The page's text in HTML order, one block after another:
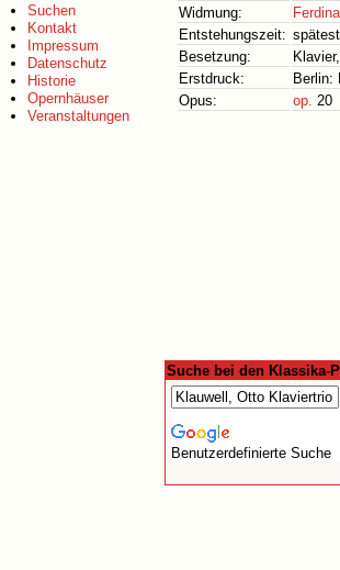
Suchen
Kontakt
Impressum
Datenschutz
Historie
Opernhäuser
Veranstaltungen
Widmung:
Entstehungszeit:
Besetzung:
Erstdruck:
Berlin:
Opus:
op. 20
Suche bei den Klassika-
Benutzerdefinierte Suche